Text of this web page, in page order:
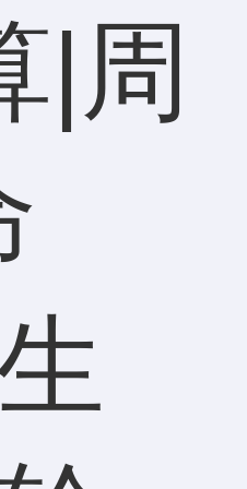
|周